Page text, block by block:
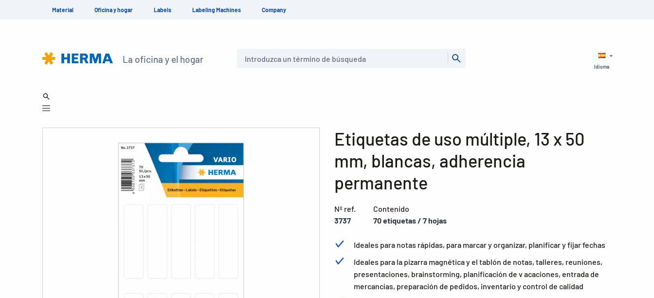
Material Oficina y hogar Labels Labeling Machines Company
La oficina y el hogar
Idioma
Etiquetas de uso múltiple, 13 x 50
mm, blancas, adherencia
permanente
Nº ref.
3737
Contenido
70 etiquetas / 7 hojas
Ideales para notas rápidas, para marcar y organizar, planificar y fijar fechas
Ideales para la pizarra magnética y el tablón de notas, talleres, reuniones,
presentaciones, brainstorming, planificación de v acaciones, entrada de
mercancías, preparación de pedidos, inventario y control de calidad